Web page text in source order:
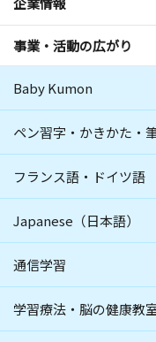
事業・活動の広がり
Baby Kumon
ペン習字・かきかた・
フランス語・ドイツ語
Japanese（日本語）
通信学習
学習療法・脳の健康教